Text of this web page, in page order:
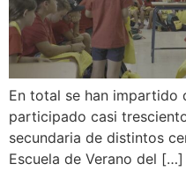
En total se han impartido
participado casi
secundaria de distintos
Escuela de Verano del […]